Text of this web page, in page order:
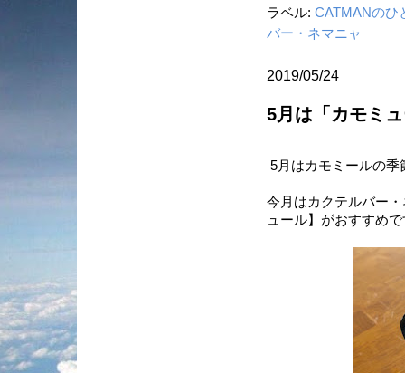
ラベル: CATMANのひ
バー・ネマニャ
2019/05/24
5月は「カモミ
5月はカモミールの季
今月はカクテルバー
ュール】がおすすめで